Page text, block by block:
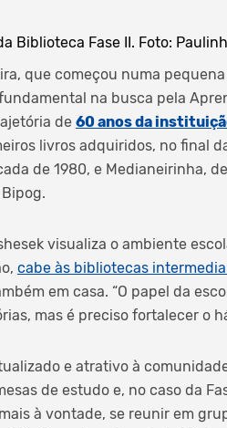
Biblioteca Fase II. Foto:
que começou numa
na busca pela
de 60 anos da
livros adquiridos, no final
de 1980, e Medianeirinha,
visualiza o ambiente
cabe às bibliotecas
em casa. “O papel da
mas é preciso fortalecer o
e atrativo à
de estudo e, no caso da
à vontade, se reunir em